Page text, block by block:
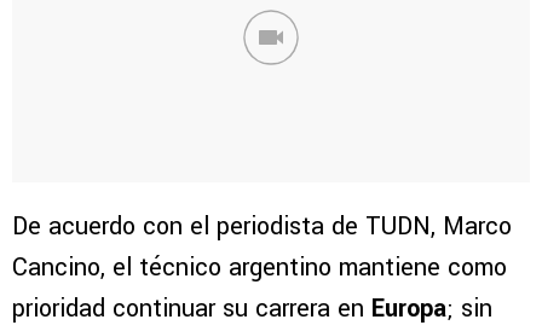
De acuerdo con el periodista de TUDN, Marco
Cancino, el técnico argentino mantiene como
prioridad continuar su carrera en Europa; sin